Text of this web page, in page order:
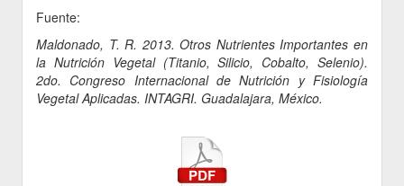
Fuente:
Maldonado, T. R. 2013. Otros Nutrientes Importantes en
la Nutrición Vegetal (Titanio, Silicio, Cobalto, Selenio).
2do. Congreso Internacional de Nutrición y Fisiología
Vegetal Aplicadas. INTAGRI. Guadalajara, México.